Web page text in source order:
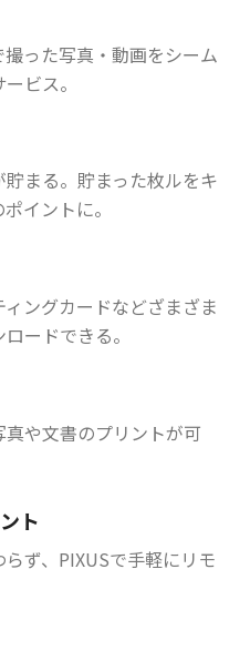
った写真・動画をシーム
ビス。
まる。貯まった枚ルをキ
イントに。
ングカードなどざまざま
ードできる。
や文書のプリントが可
ト
ず、PIXUSで手軽にリモ